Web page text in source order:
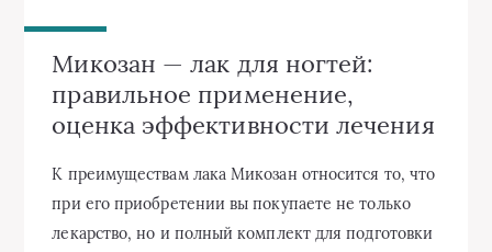
Микозан — лак для ногтей:
правильное применение,
оценка эффективности лечения
К преимуществам лака Микозан относится то, что
при его приобретении вы покупаете не только
лекарство, но и полный комплект для подготовки